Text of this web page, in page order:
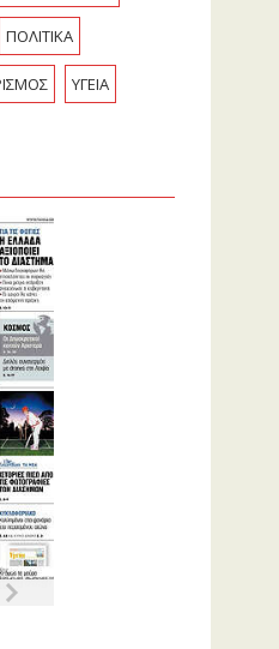
ΠΟΛΙΤΙΚΑ
ΥΓΕΙΑ